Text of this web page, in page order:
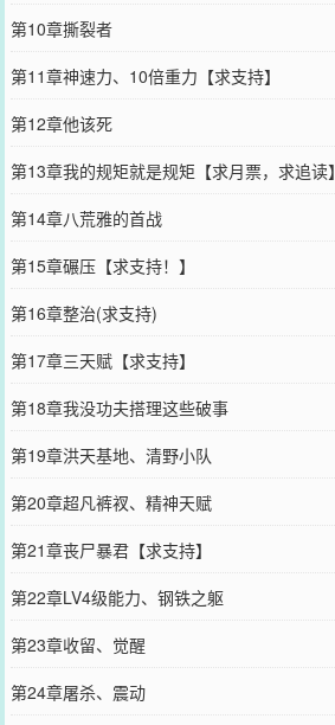
第10章撕裂者
第11章神速力、10倍重力【求支持】
第12章他该死
第13章我的规矩就是规矩【求月票，求追读】
第14章八荒雅的首战
第15章碾压【求支持！】
第16章整治(求支持)
第17章三天赋【求支持】
第18章我没功夫搭理这些破事
第19章洪天基地、清野小队
第20章超凡裤衩、精神天赋
第21章丧尸暴君【求支持】
第22章LV4级能力、钢铁之躯
第23章收留、觉醒
第24章屠杀、震动